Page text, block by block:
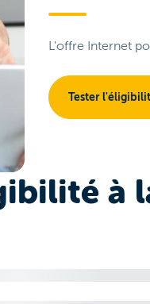
L'offre Internet
Tester
à